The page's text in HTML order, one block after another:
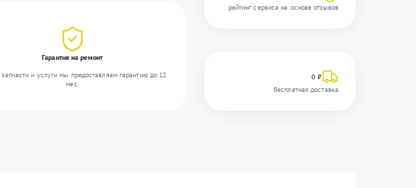
Гарантия на ремонт
и услуги мы предоставляем гарантию до 12
мес.
рейтинг сервиса на основе отзывов
0 ₽
бесплатная доставка